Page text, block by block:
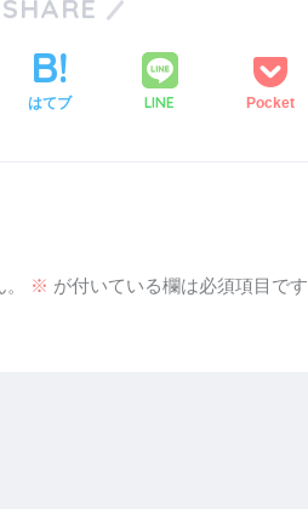
SHARE
はてブ LINE Pocket
※ が付いている欄は必須項目です